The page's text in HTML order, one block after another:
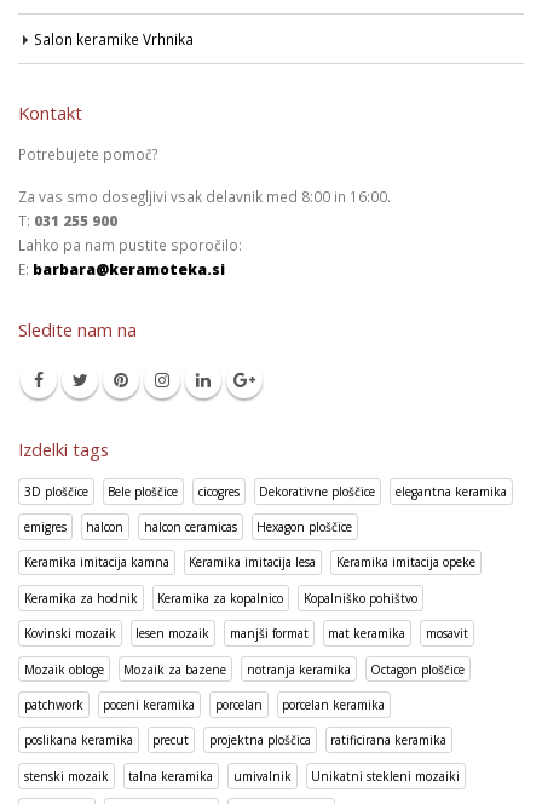
Salon keramike Vrhnika
Kontakt
Potrebujete pomoč?
Za vas smo dosegljivi vsak delavnik med 8:00 in 16:00.
T: 031 255 900
Lahko pa nam pustite sporočilo:
E: barbara@keramoteka.si
Sledite nam na
Izdelki tags
3D ploščice Bele ploščice cicogres Dekorativne ploščice elegantna keramika
emigres halcon halcon ceramicas Hexagon ploščice
Keramika imitacija kamna Keramika imitacija lesa Keramika imitacija opeke
Keramika za hodnik Keramika za kopalnico Kopalniško pohištvo
Kovinski mozaik lesen mozaik manjši format mat keramika mosavit
Mozaik obloge Mozaik za bazene notranja keramika Octagon ploščice
patchwork poceni keramika porcelan porcelan keramika
poslikana keramika precut projektna ploščica ratificirana keramika
stenski mozaik talna keramika umivalnik Unikatni stekleni mozaiki